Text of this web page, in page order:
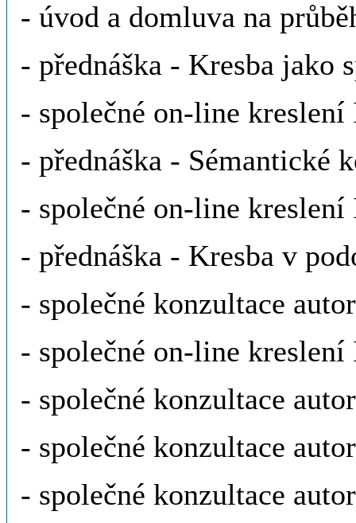
- úvod a domluva na
- přednáška - Kresba
- společné on-line kreslení
- přednáška - Sémantické
- společné on-line
- přednáška - Kresba v
- společné konzultace
- společné on-line
- společné konzultace
- společné konzultace
- společné konzultace